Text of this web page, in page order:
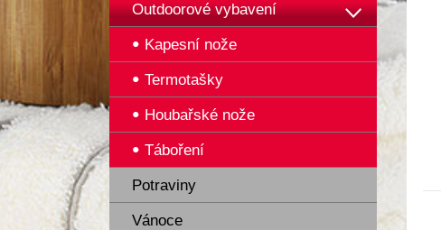
Outdoorové vybavení
Kapesní nože
Termotašky
Houbařské nože
Táboření
Potraviny
Vánoce